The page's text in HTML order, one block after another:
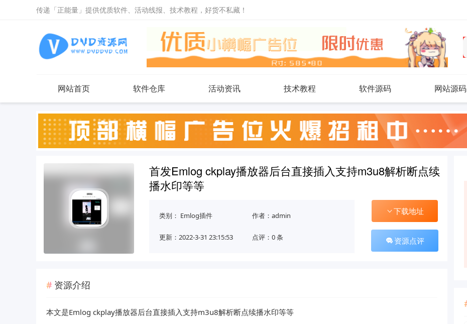
传递「正能量」提供优质软件、活动线报、技术教程，好货不私藏！
网站首页 软件仓库 活动资讯 技术教程 软件源码 网站源码
首发Emlog ckplay播放器后台直接插入支持m3u8解析断点续
播水印等等
类别： Emlog插件 作者：admin
更新：2022-3-31 23:15:53 点评：0 条
下载地址
资源点评
资源介绍
本文是Emlog ckplay播放器后台直接插入支持m3u8解析断点续播水印等等